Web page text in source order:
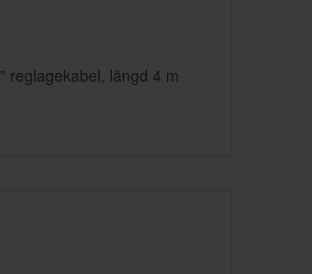
reglagekabel, längd 4 m